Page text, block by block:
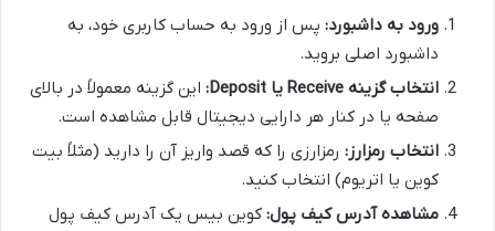
ورود به داشبورد: پس از ورود به حساب کاربری خود، به
داشبورد اصلی بروید.
انتخاب گزینه Receive یا Deposit:
این گزینه معمولاً در بالای
صفحه یا در کنار هر دارایی دیجیتال قابل مشاهده است.
انتخاب رمزارز: رمزارزی را که قصد واریز آن را دارید (مثلاً بیت
کوین یا اتریوم) انتخاب کنید.
مشاهده آدرس کیف پول: کوین بیس یک آدرس کیف پول